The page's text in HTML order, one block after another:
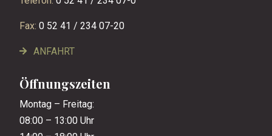
Fax: 0 52 41 / 234 07-20
ANFAHRT
Öffnungszeiten
Montag – Freitag:
08:00 – 13:00 Uhr